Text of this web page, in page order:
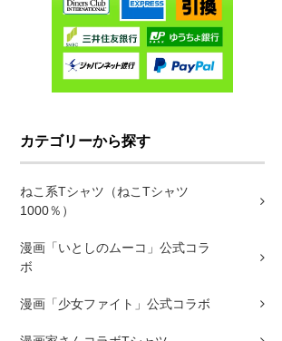
カテゴリーから探す
ねこ系Tシャツ（ねこTシャツ
1000％）
漫画「いとしのムーコ」公式コラ
ボ
漫画「少女ファイト」公式コラボ